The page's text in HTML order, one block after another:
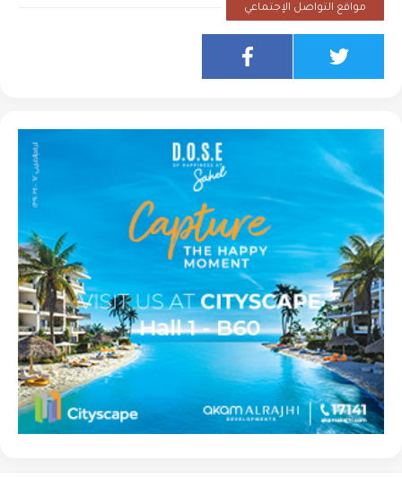
مواقع التواصل الإجتماعي